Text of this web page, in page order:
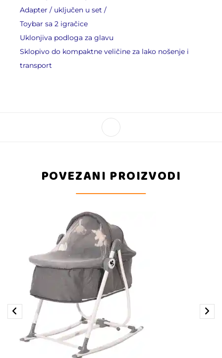
Adapter / uključen u set /
Toybar sa 2 igračice
Uklonjiva podloga za glavu
Sklopivo do kompaktne veličine za lako nošenje i
transport
POVEZANI PROIZVODI